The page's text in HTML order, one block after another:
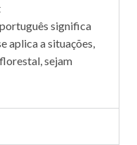
significa
aplica a situações,
sejam